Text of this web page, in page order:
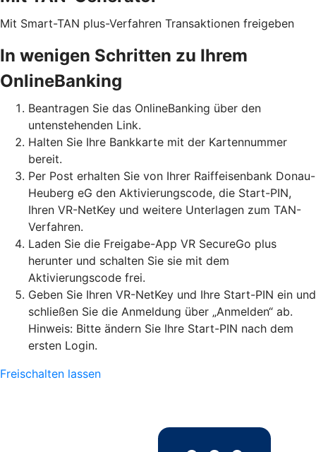
Mit Smart-TAN plus-Verfahren Transaktionen freigeben
In wenigen Schritten zu Ihrem
OnlineBanking
Beantragen Sie das OnlineBanking über den
untenstehenden Link.
Halten Sie Ihre Bankkarte mit der Kartennummer
bereit.
Per Post erhalten Sie von Ihrer Raiffeisenbank Donau-
Heuberg eG den Aktivierungscode, die Start-PIN,
Ihren VR-NetKey und weitere Unterlagen zum TAN-
Verfahren.
Laden Sie die Freigabe-App VR SecureGo plus
herunter und schalten Sie sie mit dem
Aktivierungscode frei.
Geben Sie Ihren VR-NetKey und Ihre Start-PIN ein und
schließen Sie die Anmeldung über „Anmelden“ ab.
Hinweis: Bitte ändern Sie Ihre Start-PIN nach dem
ersten Login.
Freischalten lassen